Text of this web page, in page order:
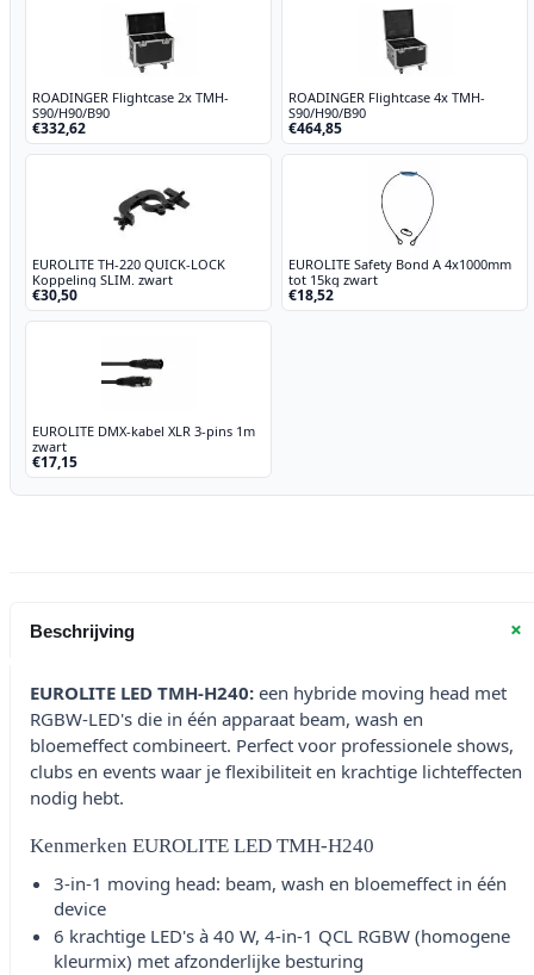
ROADINGER Flightcase 2x TMH-
S90/H90/B90
€332,62
ROADINGER Flightcase 4x TMH-
S90/H90/B90
€464,85
EUROLITE TH-220 QUICK-LOCK
Koppeling SLIM. zwart
€30,50
EUROLITE Safety Bond A 4x1000mm
tot 15kg zwart
€18,52
EUROLITE DMX-kabel XLR 3-pins 1m
zwart
€17,15
Beschrijving +
EUROLITE LED TMH-H240: een hybride moving head met
RGBW-LED's die in één apparaat beam, wash en
bloemeffect combineert. Perfect voor professionele shows,
clubs en events waar je flexibiliteit en krachtige lichteffecten
nodig hebt.
Kenmerken EUROLITE LED TMH-H240
3-in-1 moving head: beam, wash en bloemeffect in één
device
6 krachtige LED's à 40 W, 4-in-1 QCL RGBW (homogene
kleurmix) met afzonderlijke besturing